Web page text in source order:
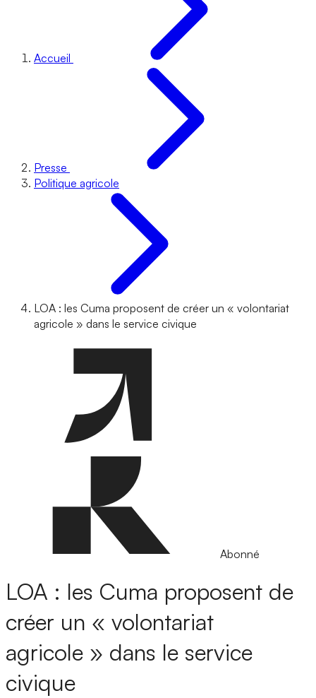
Accueil
Presse
Politique agricole
LOA : les Cuma proposent de créer un « volontariat
agricole » dans le service civique
Abonné
LOA : les Cuma proposent de
créer un « volontariat
agricole » dans le service
civique